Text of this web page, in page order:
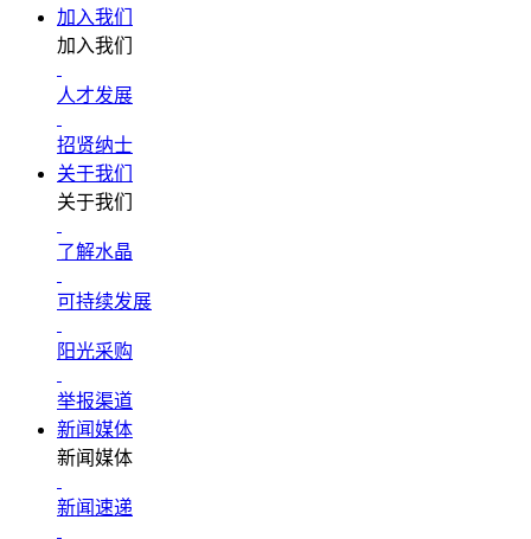
加入我们
加入我们
人才发展
招贤纳士
关于我们
关于我们
了解水晶
可持续发展
阳光采购
举报渠道
新闻媒体
新闻媒体
新闻速递